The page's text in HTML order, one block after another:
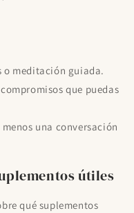
o meditación guiada.
que puedas
una conversación
útiles
qué suplementos